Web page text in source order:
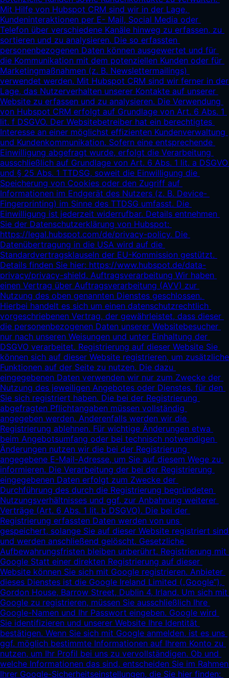
Mit Hilfe von Hubspot CRM sind wir in der Lage,
Kundeninteraktionen per E- Mail, Social Media oder
Telefon über verschiedene Kanäle hinweg zu erfassen, zu
sortieren und zu analysieren. Die so erfassten
personenbezogenen Daten können ausgewertet und für
die Kommunikation mit dem potenziellen Kunden oder für
Marketingmaßnahmen (z. B. Newslettermailings)
verwendet werden. Mit Hubspot CRM sind wir ferner in der
Lage, das Nutzerverhalten unserer Kontakte auf unserer
Website zu erfassen und zu analysieren. Die Verwendung
von Hubspot CRM erfolgt auf Grundlage von Art. 6 Abs. 1
lit. f DSGVO. Der Websitebetreiber hat ein berechtigtes
Interesse an einer möglichst effizienten Kundenverwaltung
und Kundenkommunikation. Sofern eine entsprechende
Einwilligung abgefragt wurde, erfolgt die Verarbeitung
ausschließlich auf Grundlage von Art. 6 Abs. 1 lit. a DSGVO
und § 25 Abs. 1 TTDSG, soweit die Einwilligung die
Speicherung von Cookies oder den Zugriff auf
Informationen im Endgerät des Nutzers (z. B. Device-
Fingerprinting) im Sinne des TTDSG umfasst. Die
Einwilligung ist jederzeit widerrufbar. Details entnehmen
https://legal.hubspot.com/de/privacy-policy. Die
Datenübertragung in die USA wird auf die
Standardvertragsklauseln der EU-Kommission gestützt.
Details finden Sie hier: https://www.hubspot.de/data-
privacy/privacy-shield. Auftragsverarbeitung Wir haben
einen Vertrag über Auftragsverarbeitung (AVV) zur
Nutzung des oben genannten Dienstes geschlossen.
Hierbei handelt es sich um einen datenschutzrechtlich
vorgeschriebenen Vertrag, der gewährleistet, dass dieser
die personenbezogenen Daten unserer Websitebesucher
nur nach unseren Weisungen und unter Einhaltung der
DSGVO verarbeitet. Registrierung auf dieser Website Sie
können sich auf dieser Website registrieren, um zusätzliche
Funktionen auf der Seite zu nutzen. Die dazu
eingegebenen Daten verwenden wir nur zum Zwecke der
Nutzung des jeweiligen Angebotes oder Dienstes, für den
Sie sich registriert haben. Die bei der Registrierung
abgefragten Pflichtangaben müssen vollständig
angegeben werden. Anderenfalls werden wir die
Registrierung ablehnen. Für wichtige Änderungen etwa
beim Angebotsumfang oder bei technisch notwendigen
Änderungen nutzen wir die bei der Registrierung
angegebene E-Mail-Adresse, um Sie auf diesem Wege zu
informieren. Die Verarbeitung der bei der Registrierung
eingegebenen Daten erfolgt zum Zwecke der
Durchführung des durch die Registrierung begründeten
Nutzungsverhältnisses und ggf. zur Anbahnung weiterer
Verträge (Art. 6 Abs. 1 lit. b DSGVO). Die bei der
Registrierung erfassten Daten werden von uns
gespeichert, solange Sie auf dieser Website registriert sind
und werden anschließend gelöscht. Gesetzliche
Aufbewahrungsfristen bleiben unberührt. Registrierung mit
Google Statt einer direkten Registrierung auf dieser
Website können Sie sich mit Google registrieren. Anbieter
dieses Dienstes ist die Google Ireland Limited („Google”),
Gordon House, Barrow Street, Dublin 4, Irland. Um sich mit
Google zu registrieren, müssen Sie ausschließlich Ihre
Google-Namen und Ihr Passwort eingeben. Google wird
Sie identifizieren und unserer Website Ihre Identität
bestätigen. Wenn Sie sich mit Google anmelden, ist es uns
ggf. möglich bestimmte Informationen auf Ihrem Konto zu
nutzen, um Ihr Profil bei uns zu vervollständigen. Ob und
welche Informationen das sind, entscheiden Sie im Rahmen